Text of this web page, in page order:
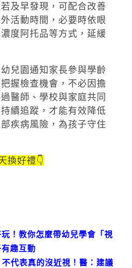
及早發現，可配合改善
活動時間，必要時依眼
度阿托品等方式，延緩
兒園通知家長參與學齡
握檢查機會，不必因擔
醫師、學校與家庭共同
續追蹤，才能有效降低
疾病風險，為孩子守住
換好禮👇
！教你怎麼帶幼兒學會「視
趣互動
代表真的沒近視！醫：建議